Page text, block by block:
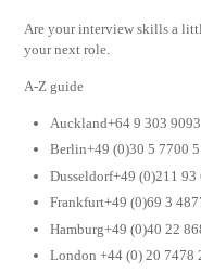
Are your interview skills a
your next role.
A-Z guide
Auckland+64 9 303 9093
Berlin+49 (0)30 5 7700
Dusseldorf+49 (0)211 93
Frankfurt+49 (0)69 3
Hamburg+49 (0)40 22
London +44 (0) 20 7478